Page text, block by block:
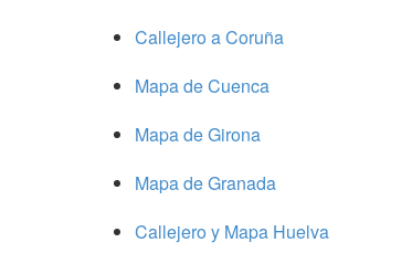
Callejero a Coruña
Mapa de Cuenca
Mapa de Girona
Mapa de Granada
Callejero y Mapa Huelva